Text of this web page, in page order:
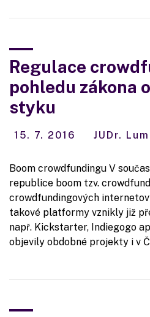
Regulace
pohledu zákona
styku
15. 7. 2016 JUDr.
Boom crowdfundingu V
republice boom tzv.
crowdfundingových
takové platformy vznikly již
např. Kickstarter, Indiegogo
objevily obdobné projekty i v